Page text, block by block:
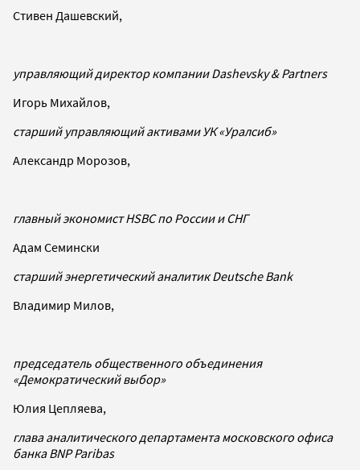
Стивен Дашевский,
управляющий директор компании Dashevsky & Partners
Игорь Михайлов,
старший управляющий активами УК «Уралсиб»
Александр Морозов,
главный экономист HSBC по России и СНГ
Адам Семински
старший энергетический аналитик Deutsche Bank
Владимир Милов,
председатель общественного объединения
«Демократический выбор»
Юлия Цепляева,
глава аналитического департамента московского офиса
банка BNP Paribas